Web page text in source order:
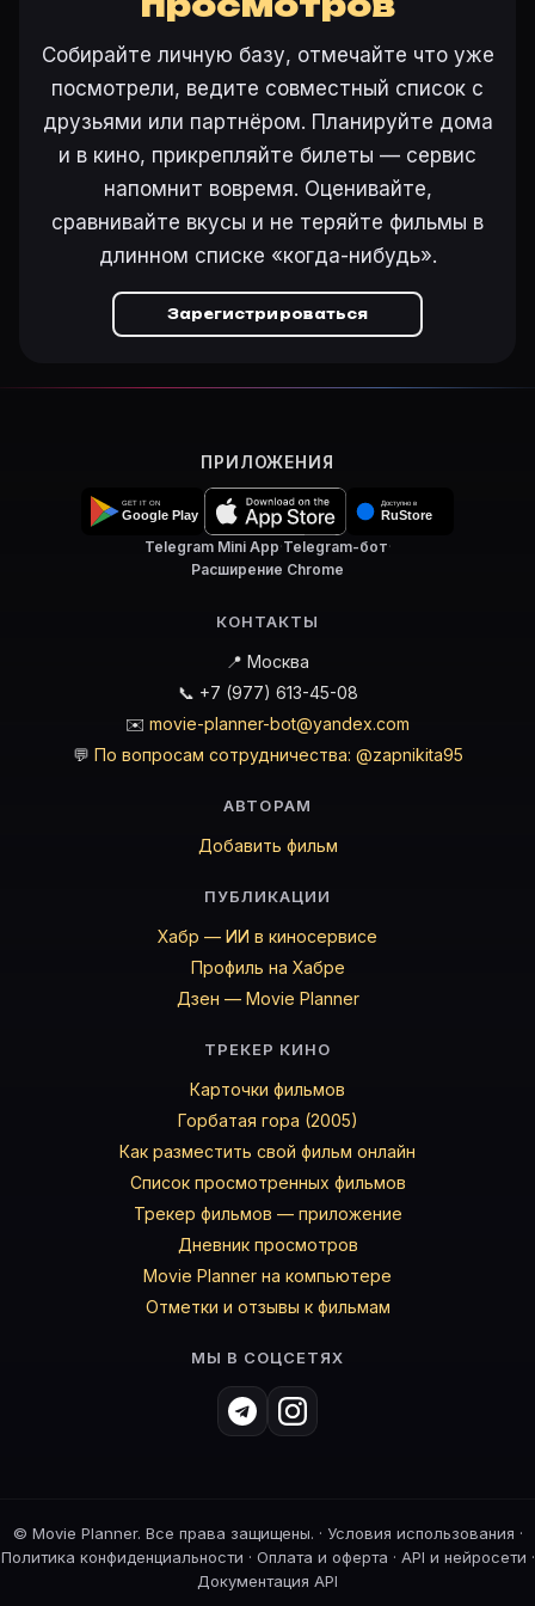
Как поставить напоминание о премьере
Ещё на Movie Planner
Интересные факты о фильмах·Как вести watchlist
Другие карточки: Горбатая гора (2005)·
Войти в кабинет— сохранить «Анестезия» в свою
Собирайте личную базу, отмечайте что уже
посмотрели, ведите совместный список с
друзьями или партнёром. Планируйте дома
и в кино, прикрепляйте билеты — сервис
напомнит вовремя. Оценивайте,
сравнивайте вкусы и не теряйте фильмы в
длинном списке «когда-нибудь».
Зарегистрироваться
ПРИЛОЖЕНИЯ
Telegram Mini App·Telegram-бот·
Расширение Chrome
КОНТАКТЫ
📍 Москва
📞 +7 (977) 613-45-08
✉️ movie-planner-bot@yandex.com
💬 По вопросам сотрудничества: @zapnikita95
АВТОРАМ
Добавить фильм
ПУБЛИКАЦИИ
Хабр — ИИ в киносервисе
Профиль на Хабре
Дзен — Movie Planner
ТРЕКЕР КИНО
Карточки фильмов
Горбатая гора (2005)
Как разместить свой фильм онлайн
Список просмотренных фильмов
Трекер фильмов — приложение
Дневник просмотров
Movie Planner на компьютере
Отметки и отзывы к фильмам
МЫ В СОЦСЕТЯХ
© Movie Planner. Все права защищены. · Условия использования ·
Политика конфиденциальности · Оплата и оферта · API и нейросети ·
Документация API